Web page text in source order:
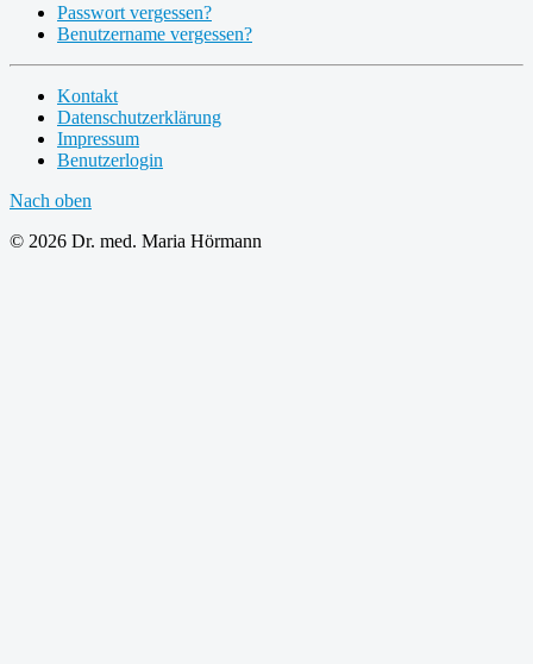
Passwort vergessen?
Benutzername vergessen?
Kontakt
Datenschutzerklärung
Impressum
Benutzerlogin
Nach oben
© 2026 Dr. med. Maria Hörmann